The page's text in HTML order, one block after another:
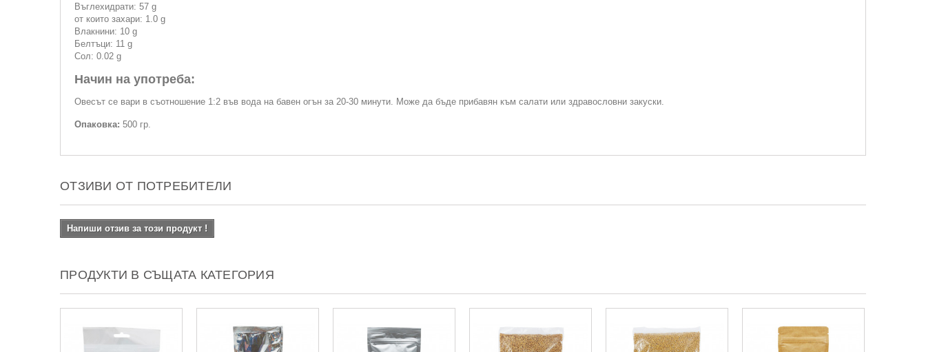
Въглехидрати: 57 g
от които захари: 1.0 g
Влакнини: 10 g
Белтъци: 11 g
Сол: 0.02 g
Начин на употреба:
Овесът се вари в съотношение 1:2 във вода на бавен огън за 20-30 минути. Може да бъде прибавян към салати или здравословни закуски.
Опаковка: 500 гр.
ОТЗИВИ ОТ ПОТРЕБИТЕЛИ
Напиши отзив за този продукт !
ПРОДУКТИ В СЪЩАТА КАТЕГОРИЯ